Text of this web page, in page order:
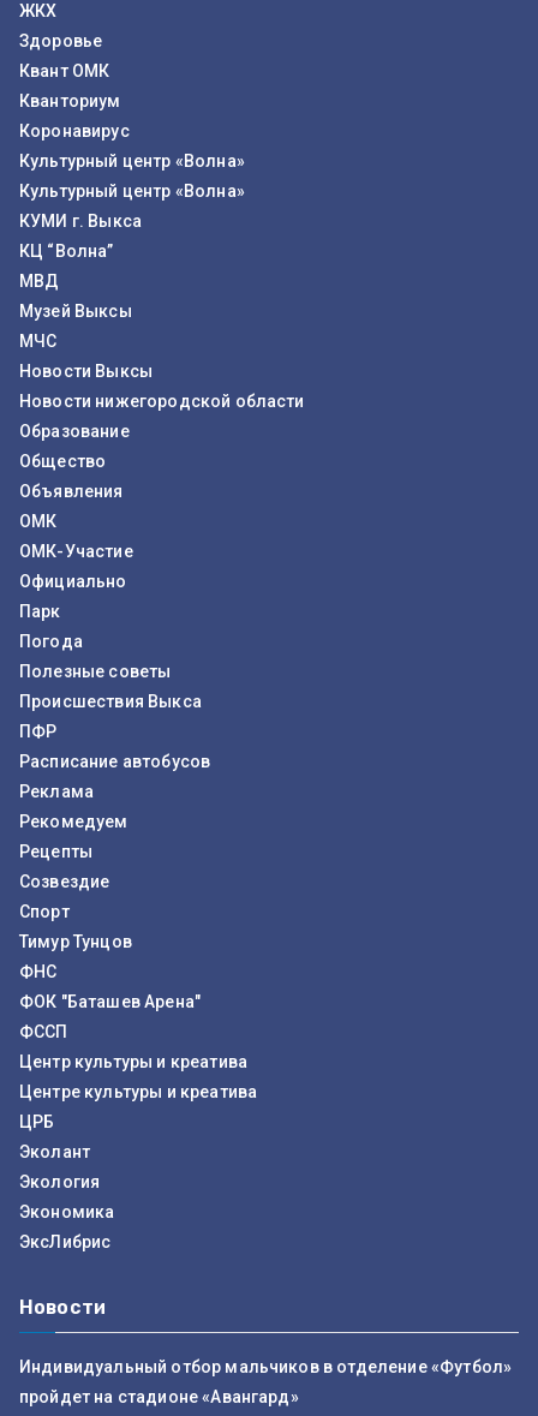
ЖКХ
Здоровье
Квант ОМК
Кванториум
Коронавирус
Культурный центр «Волна»
Культурный центр «Волна»
КУМИ г. Выкса
КЦ “Волна”
МВД
Музей Выксы
МЧС
Новости Выксы
Новости нижегородской области
Образование
Общество
Объявления
ОМК
ОМК-Участие
Официально
Парк
Погода
Полезные советы
Происшествия Выкса
ПФР
Расписание автобусов
Реклама
Рекомедуем
Рецепты
Созвездие
Спорт
Тимур Тунцов
ФНС
ФОК "Баташев Арена"
ФССП
Центр культуры и креатива
Центре культуры и креатива
ЦРБ
Эколант
Экология
Экономика
ЭксЛибрис
Новости
Индивидуальный отбор мальчиков в отделение «Футбол»
пройдет на стадионе «Авангард»